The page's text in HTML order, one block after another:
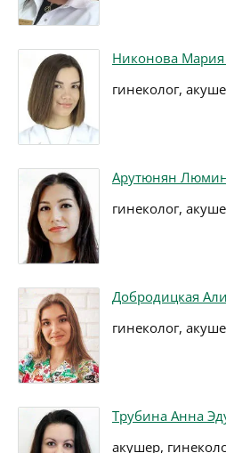
Никонова
гинеколог,
Арутюнян
гинеколог,
Добродицкая
гинеколог,
Трубина Анна
акушер,